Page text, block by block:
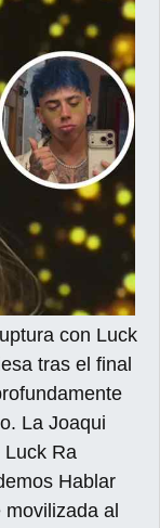
con Luck
tras el final
La Joaqui
Luck Ra
Hablar
al